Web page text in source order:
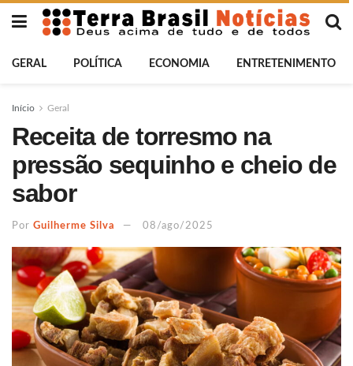
GERAL POLÍTICA ECONOMIA ENTRETENIMENTO
Início Geral
Receita de torresmo na
pressão sequinho e cheio de
sabor
Por Guilherme Silva 08/ago/2025